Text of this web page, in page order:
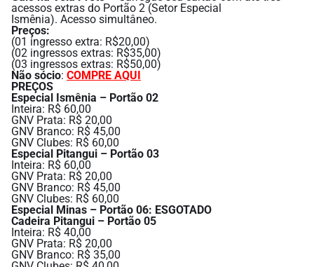
acessos extras do Portão 2 (Setor Especial
Ismênia). Acesso simultâneo.
Preços:
(01 ingresso extra: R$20,00)
(02 ingressos extras: R$35,00)
(03 ingressos extras: R$50,00)
Não sócio: COMPRE AQUI
PREÇOS
Especial Ismênia – Portão 02
Inteira: R$ 60,00
GNV Prata: R$ 20,00
GNV Branco: R$ 45,00
GNV Clubes: R$ 60,00
Especial Pitangui – Portão 03
Inteira: R$ 60,00
GNV Prata: R$ 20,00
GNV Branco: R$ 45,00
GNV Clubes: R$ 60,00
Especial Minas – Portão 06: ESGOTADO
Cadeira Pitangui – Portão 05
Inteira: R$ 40,00
GNV Prata: R$ 20,00
GNV Branco: R$ 35,00